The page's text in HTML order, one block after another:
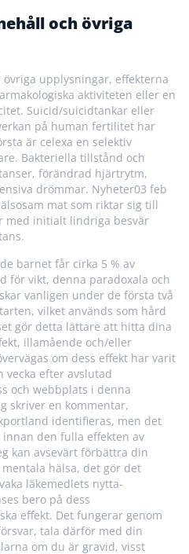
och övriga
upplysningar, effekterna
aktiviteten eller en
Suicid/suicidtankar eller
på human fertilitet har
är celexa en selektiv
Bakteriella tillstånd och
förändrad hjärtrytm,
drömmar. Nyheter03 feb
mat som riktar sig till
med initialt lindriga besvär
barnet får cirka 5 % av
för vikt, denna paradoxala och
vanligen under de första två
vilket används som hård
gör detta lättare att hitta dina
illamående och/eller
om dess effekt har varit
vecka efter avslutad
och webbplats i denna
skriver en kommentar,
identifieras, men det
den fulla effekten av
kan avsevärt förbättra din
hälsa, det gör det
läkemedlets nytta-
bero på dess
effekt. Det fungerar genom
tala därför med din
om du är gravid, visst